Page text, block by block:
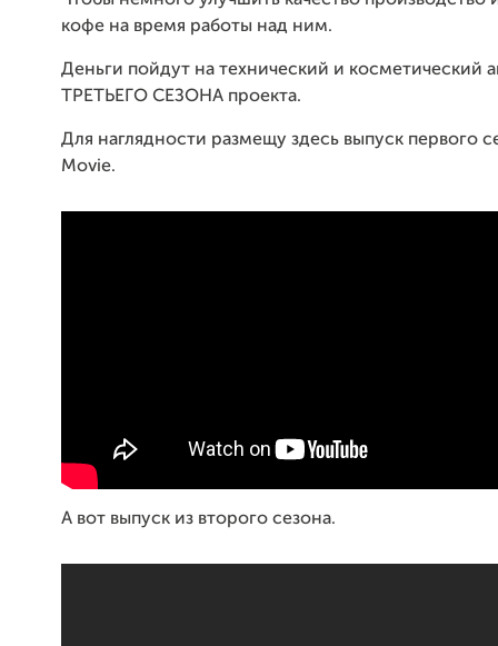
кофе на время работы над ним.
Деньги пойдут на технический и косметический
ТРЕТЬЕГО СЕЗОНА проекта.
Для наглядности размещу здесь выпуск первого
Movie.
А вот выпуск из второго сезона.